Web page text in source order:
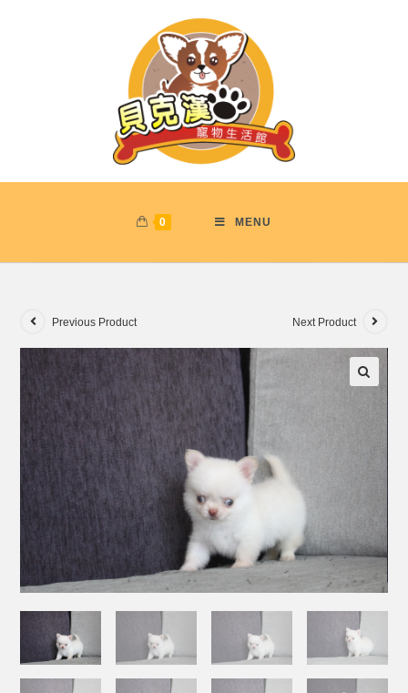
0 MENU
Previous Product Next Product